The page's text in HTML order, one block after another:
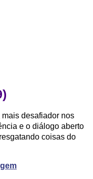
desafiador nos
e o diálogo aberto
coisas do